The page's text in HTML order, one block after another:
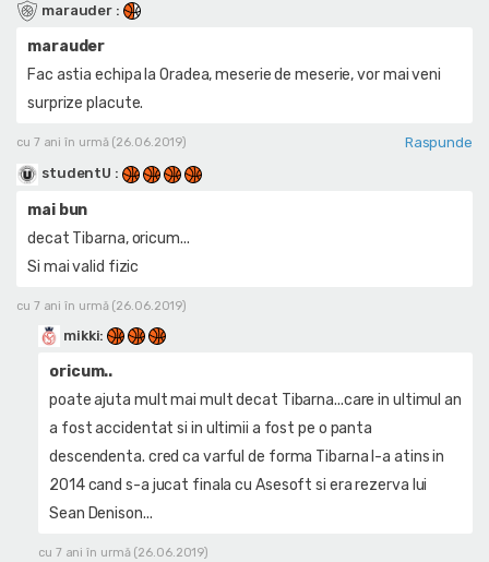
marauder :
marauder
Fac astia echipa la Oradea, meserie de meserie, vor mai veni
surprize placute.
cu 7 ani în urmă (26.06.2019)
Raspunde
studentU :
mai bun
decat Tibarna, oricum...
Si mai valid fizic
cu 7 ani în urmă (26.06.2019)
mikki:
oricum..
poate ajuta mult mai mult decat Tibarna...care in ultimul an
a fost accidentat si in ultimii a fost pe o panta
descendenta. cred ca varful de forma Tibarna l-a atins in
2014 cand s-a jucat finala cu Asesoft si era rezerva lui
Sean Denison...
cu 7 ani în urmă (26.06.2019)